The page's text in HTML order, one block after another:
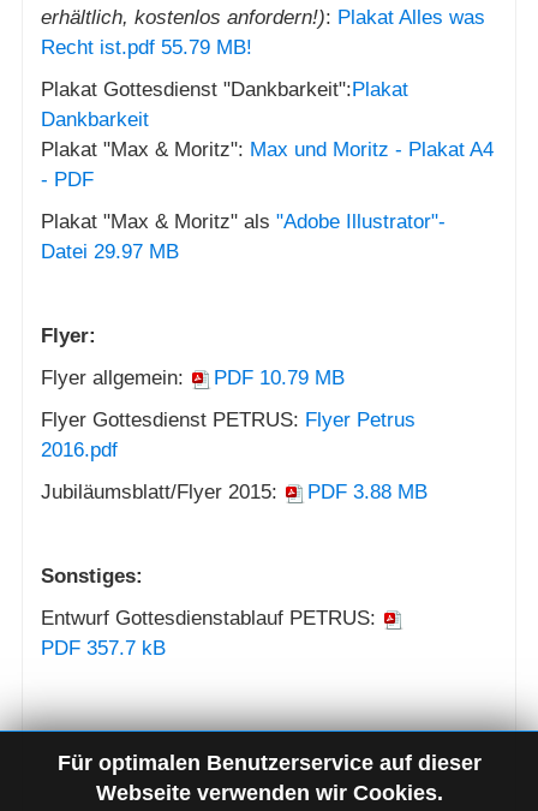
Für optimalen Benutzerservice auf dieser
Webseite verwenden wir Cookies.
erhältlich, kostenlos anfordern!): Plakat Alles was
Recht ist.pdf 55.79 MB!
Plakat Gottesdienst "Dankbarkeit":Plakat
Dankbarkeit
Plakat "Max & Moritz": Max und Moritz - Plakat A4
- PDF
Plakat "Max & Moritz" als "Adobe Illustrator"-
Datei 29.97 MB
Flyer:
Flyer allgemein:
PDF 10.79 MB
Flyer Gottesdienst PETRUS: Flyer Petrus
2016.pdf
Jubiläumsblatt/Flyer 2015:
PDF 3.88 MB
Sonstiges:
Entwurf Gottesdienstablauf PETRUS:
PDF 357.7 kB